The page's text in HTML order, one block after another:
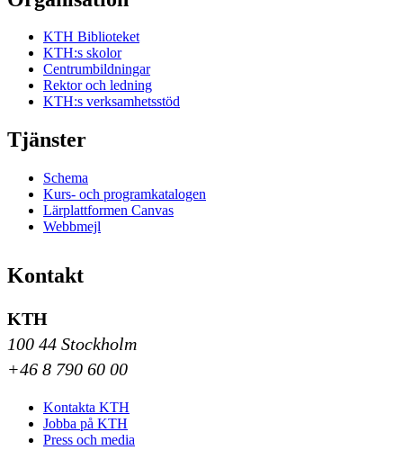
KTH Biblioteket
KTH:s skolor
Centrumbildningar
Rektor och ledning
KTH:s verksamhetsstöd
Tjänster
Schema
Kurs- och programkatalogen
Lärplattformen Canvas
Webbmejl
Kontakt
KTH
100 44 Stockholm
+46 8 790 60 00
Kontakta KTH
Jobba på KTH
Press och media